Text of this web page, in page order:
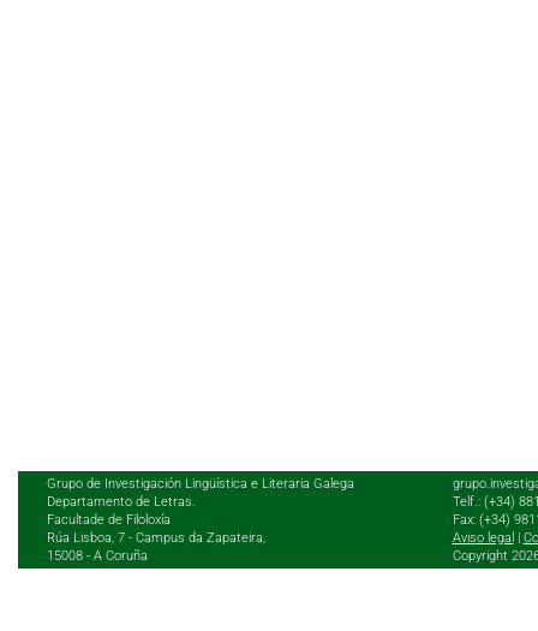
Grupo de Investigación Lingüística e Literaria Galega
Departamento de Letras.
Facultade de Filoloxía
Rúa Lisboa, 7 - Campus da Zapateira,
15008 - A Coruña
Telf.: (+34)
Fax: (+34)
Aviso legal
Copyright